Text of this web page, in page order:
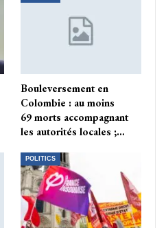
Bouleversement en
Colombie : au moins
69 morts accompagnant
les autorités locales ;…
POLITICS